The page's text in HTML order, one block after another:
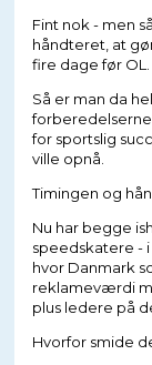
Fint nok - men
håndteret, at
fire dage før OL.
Så er man da
for sportslig
ville opnå.
Timingen og
Nu har begge
speedskatere -
hvor Danmark
reklameværdi
plus ledere på
Hvorfor smide